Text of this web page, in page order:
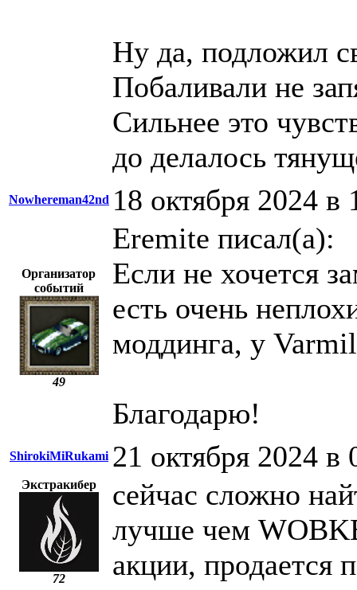
Ну да, подложил
Побаливали не
Сильнее это
до делалось
Nowhereman42nd 18 октября 2024 в
Организатор
событий
49
Eremite писал(а):
Если не хочется
есть очень
моддинга, у
Благодарю!
ShirokiMiRukami 21 октября 2024 в
Экстракибер
72
сейчас сложно
лучше чем
акции, продается